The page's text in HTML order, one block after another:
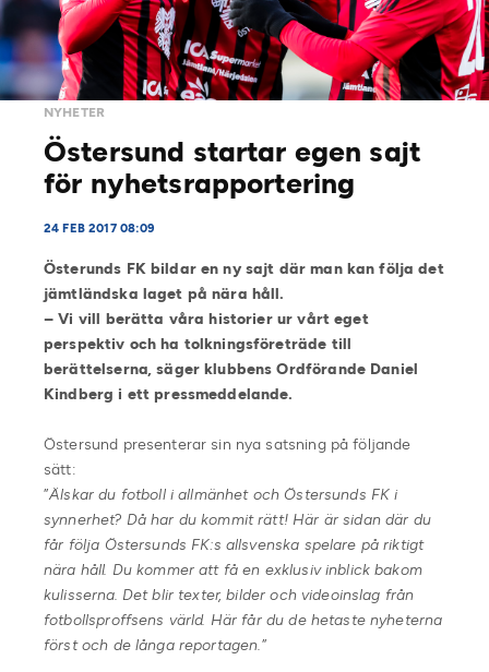
NYHETER
Östersund startar egen sajt
för nyhetsrapportering
24 FEB 2017 08:09
Österunds FK bildar en ny sajt där man kan följa det
jämtländska laget på nära håll.
– Vi vill berätta våra historier ur vårt eget
perspektiv och ha tolkningsföreträde till
berättelserna, säger klubbens Ordförande Daniel
Kindberg i ett pressmeddelande.
Östersund presenterar sin nya satsning på följande
sätt:
”Älskar du fotboll i allmänhet och Östersunds FK i
synnerhet? Då har du kommit rätt! Här är sidan där du
får följa Östersunds FK:s allsvenska spelare på riktigt
nära håll. Du kommer att få en exklusiv inblick bakom
kulisserna. Det blir texter, bilder och videoinslag från
fotbollsproffsens värld. Här får du de hetaste nyheterna
först och de långa reportagen.”